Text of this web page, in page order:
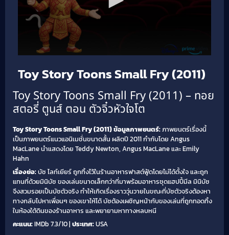
Toy Story Toons Small Fry (2011)
Toy Story Toons Small Fry (2011) – ทอย
สตอรี่ ตูนส์ ตอน ตัวจิ๋วหัวใจโต
Toy Story Toons Small Fry (2011)ข้อมูลภาพยนตร์:ภาพยนตร์เรื่องนี้
เป็นภาพยนตร์แนวแอนิเมชั่นขนาดสั้น ผลิตปี 2011 กำกับโดย Angus
MacLane นำแสดงโดย Teddy Newton, Angus MacLane และ Emily
Hahn
เรื่องย่อ:บัซ ไลท์เยียร์ ถูกทิ้งไว้ในร้านอาหารฟาสต์ฟู้ดโดยไม่ได้ตั้งใจ และถูก
แทนที่ด้วยมินิบัซ ของเล่นขนาดเล็กกว่าที่มาพร้อมอาหารชุดแฮปปี้มีล มินิบัซ
จึงสวมรอยเป็นบัซตัวจริง ทำให้เกิดเรื่องราววุ่นวายในขณะที่บัซตัวจริงต้องหา
ทางกลับไปหาเพื่อนๆ ของเขาให้ได้ บัซต้องเผชิญหน้ากับของเล่นที่ถูกทอดทิ้ง
ในห้องใต้ดินของร้านอาหาร และพยายามหาทางหลบหนี
คะแนน:IMDb 7.3/10 | ประเทศ:USA